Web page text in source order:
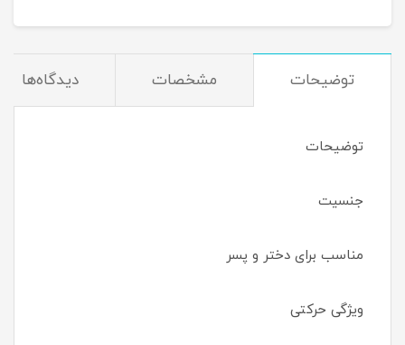
توضیحات مشخصات دیدگاه‌ها
توضیحات
جنسیت
مناسب برای دختر و پسر
ویژگی حرکتی